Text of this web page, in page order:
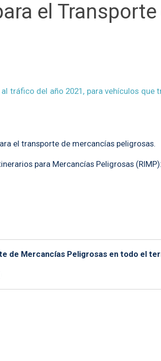
el
tráfico del año 2021, para vehículos que
el transporte de mercancías peligrosas.
para Mercancías Peligrosas (RIMP):
de Mercancías Peligrosas en todo el